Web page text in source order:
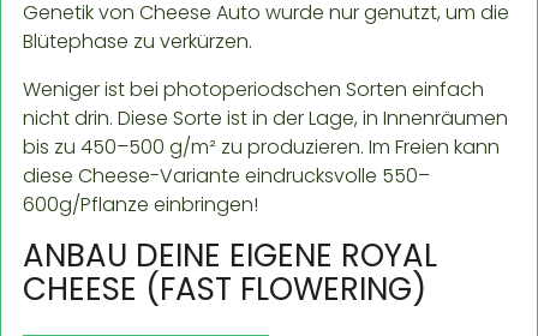
Genetik von Cheese Auto wurde nur genutzt, um die
Blütephase zu verkürzen.
Weniger ist bei photoperiodschen Sorten einfach
nicht drin. Diese Sorte ist in der Lage, in Innenräumen
bis zu 450–500 g/m² zu produzieren. Im Freien kann
diese Cheese-Variante eindrucksvolle 550–
600g/Pflanze einbringen!
ANBAU DEINE EIGENE ROYAL
CHEESE (FAST FLOWERING)